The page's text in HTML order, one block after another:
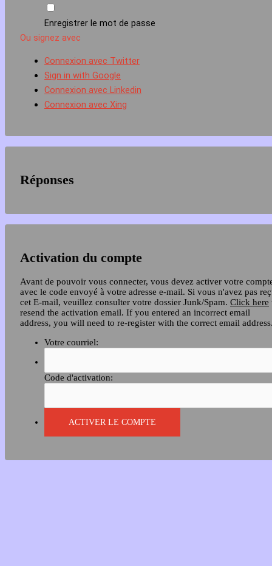
Enregistrer le mot de passe
Ou signez avec
Connexion avec Twitter
Sign in with Google
Connexion avec Linkedin
Connexion avec Xing
Réponses
Activation du compte
Avant de pouvoir vous connecter, vous devez activer votre
avec le code envoyé à votre adresse e-mail. Si vous n'avez pas
cet E-mail, veuillez consulter votre dossier Junk/Spam. Click here
resend the activation email. If you entered an incorrect email
address, you will need to re-register with the correct email
Votre courriel:
Code d'activation: